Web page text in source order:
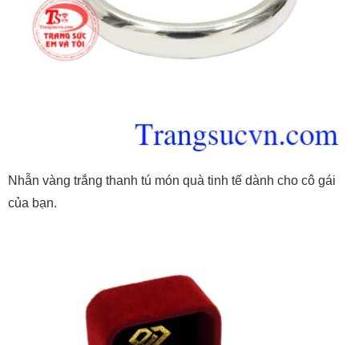
Nhẫn vàng trắng thanh tú món quà tinh tế dành cho cô gái
của bạn.